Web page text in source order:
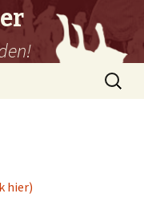
Zoeken
naar:
hier)